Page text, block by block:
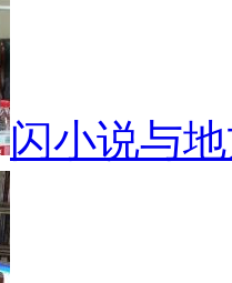
闪小说与